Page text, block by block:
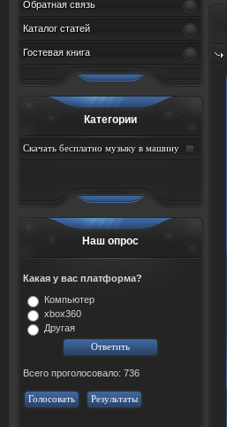
Обратная связь
Каталог статей
Гостевая книга
Категории
Скачать бесплатно музыку в машину
Наш опрос
Какая у вас платформа?
Компьютер
xbox360
Другая
Всего проголосовало: 736
Голосовать Результаты